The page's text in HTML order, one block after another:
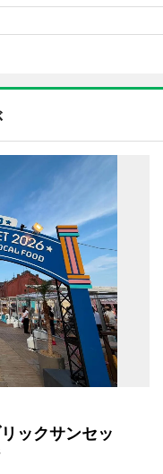
ックサンセッ